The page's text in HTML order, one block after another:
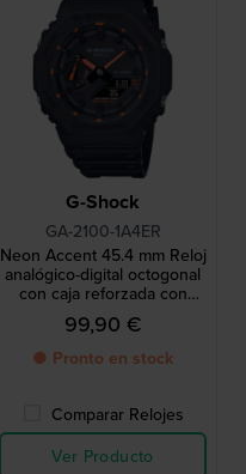
G-Shock
GA-2100-1A4ER
Neon Accent 45.4 mm Reloj
analógico-digital octogonal
con caja reforzada con
carbono
99,90 €
● Pronto en stock
Comparar Relojes
Ver Producto